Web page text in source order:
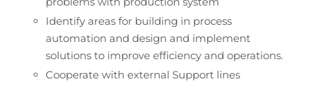
Identify areas for building in process
automation and design and implement
solutions to improve efficiency and operations.
Cooperate with external Support lines